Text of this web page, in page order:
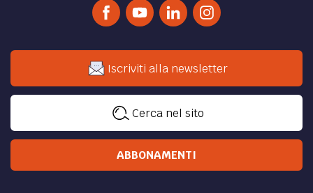
DIRITTO / Il diritto al nome e sua tutela nelle
associazioni non riconosciute
Analisi in materia di associazioni non riconosciute in
relazione al diritto al nome.